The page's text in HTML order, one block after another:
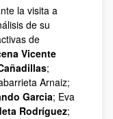
la visita a
de su
de
Vicente
;
Arnaiz;
Garcia; Eva
Rodríguez;